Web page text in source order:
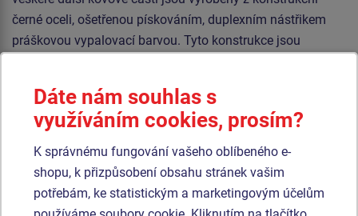
černé oceli, ošetřenou pískováním, duplexním nástřikem
práškovou vypalovací barvou. Tyto konstrukce jsou
Lana jsou vyrobena z materiálu HERKULES (16 mm lana z
polypropylenu s vnitřním ocelovým jádrem) a jsou
spojována plastovými spoji. Veškerý spojovací materiál je
pozinkovaný nebo nerezový.
Podobnézboží
Dáte nám souhlas s
využíváním cookies, prosím?
K správnému fungování vašeho oblíbeného e-
shopu, k přizpůsobení obsahu stránek vašim
potřebám, ke statistickým a marketingovým účelům